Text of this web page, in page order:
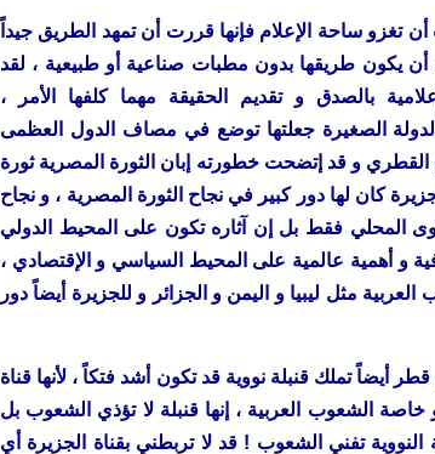
تغزو ساحة الإعلام فإنها قررت أن تمهد الطريق جيداً
يكون طريقها بدون مطبات صناعية أو طبيعية ، لقد
بالصدق و تقديم الحقيقة مهما كلفها الأمر ،
الدولة الصغيرة جعلتها توضع في مصاف الدول العظمى
القطري و قد إتضحت خطورته إبان الثورة المصرية ثورة
قناة الجزيرة كان لها دور كبير في نجاح الثورة المصرية ، و نجاح
المحلي فقط بل إن آثاره تكون على المحيط الدولي
و أهمية عالمية على المحيط السياسي و الإقتصادي ،
مثل ليبيا و اليمن و الجزائر و للجزيرة أيضاً دور
قطر أيضاً تملك قنبلة نووية قد تكون أشد فتكاً ، لأنها قناة
خاصة الشعوب العربية ، إنها قنبلة لا تؤذي الشعوب بل
تفني الشعوب ! قد لا تربطني بقناة الجزيرة أي